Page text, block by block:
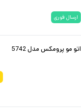
ارسال فوری
اتو مو پرومکس مدل 5742